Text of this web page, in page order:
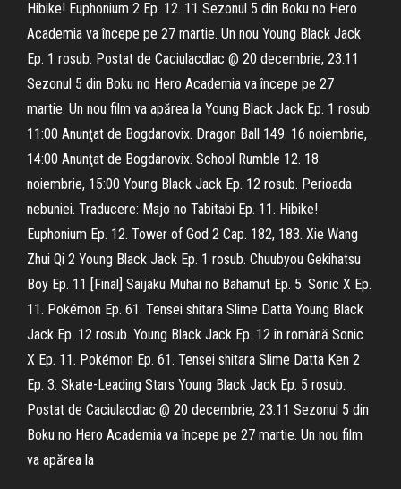
Hibike! Euphonium 2 Ep. 12. 11 Sezonul 5 din Boku no Hero
Academia va începe pe 27 martie. Un nou Young Black Jack
Ep. 1 rosub. Postat de Caciulacdlac @ 20 decembrie, 23:11
Sezonul 5 din Boku no Hero Academia va începe pe 27
martie. Un nou film va apărea la Young Black Jack Ep. 1 rosub.
11:00 Anunţat de Bogdanovix. Dragon Ball 149. 16 noiembrie,
14:00 Anunţat de Bogdanovix. School Rumble 12. 18
noiembrie, 15:00 Young Black Jack Ep. 12 rosub. Perioada
nebuniei. Traducere: Majo no Tabitabi Ep. 11. Hibike!
Euphonium Ep. 12. Tower of God 2 Cap. 182, 183. Xie Wang
Zhui Qi 2 Young Black Jack Ep. 1 rosub. Chuubyou Gekihatsu
Boy Ep. 11 [Final] Saijaku Muhai no Bahamut Ep. 5. Sonic X Ep.
11. Pokémon Ep. 61. Tensei shitara Slime Datta Young Black
Jack Ep. 12 rosub. Young Black Jack Ep. 12 în română Sonic
X Ep. 11. Pokémon Ep. 61. Tensei shitara Slime Datta Ken 2
Ep. 3. Skate-Leading Stars Young Black Jack Ep. 5 rosub.
Postat de Caciulacdlac @ 20 decembrie, 23:11 Sezonul 5 din
Boku no Hero Academia va începe pe 27 martie. Un nou film
va apărea la